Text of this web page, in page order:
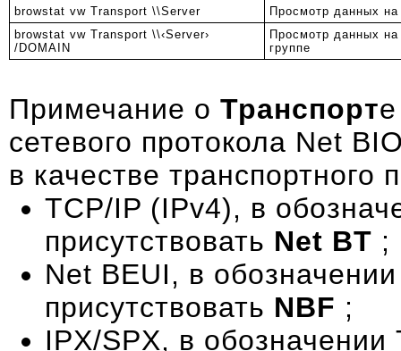
browstat vw Transport \\Server
Просмотр данных на
browstat vw Transport \\‹Server›
/DOMAIN
Просмотр данных
группе
Примечание о Транспорт
сетевого протокола Net
в качестве
TCP/IP (IPv4), в
присутствовать Net BT ;
Net BEUI, в
присутствовать NBF ;
IPX/SPX, в обозначении